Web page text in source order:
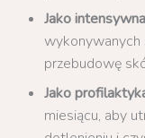
Jako
wykonywanych
przebudowę
Jako
miesiącu, aby